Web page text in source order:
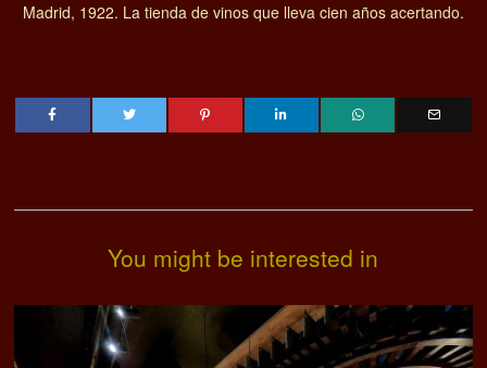
Madrid, 1922. La tienda de vinos que lleva cien años acertando.
You might be interested in